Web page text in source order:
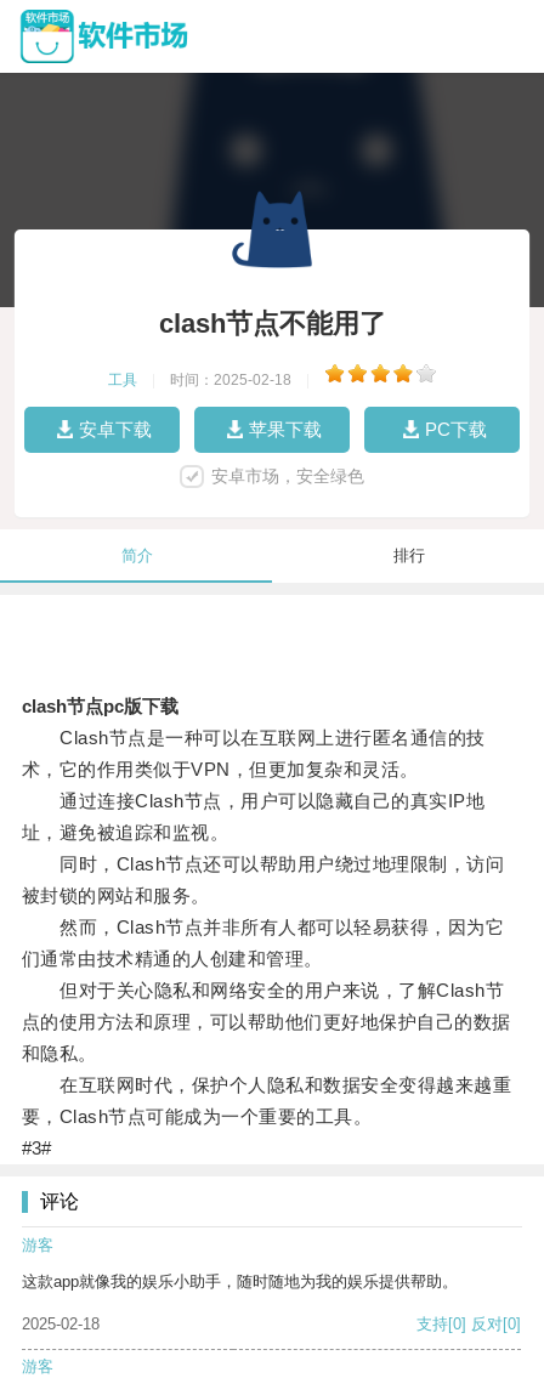
clash节点不能用了
工具 时间：2025-02-18
安卓下载 苹果下载 PC下载
安卓市场，安全绿色
简介 排行
clash节点pc版下载
Clash节点是一种可以在互联网上进行匿名通信的技
术，它的作用类似于VPN，但更加复杂和灵活。
通过连接Clash节点，用户可以隐藏自己的真实IP地
址，避免被追踪和监视。
同时，Clash节点还可以帮助用户绕过地理限制，访问
被封锁的网站和服务。
然而，Clash节点并非所有人都可以轻易获得，因为它
们通常由技术精通的人创建和管理。
但对于关心隐私和网络安全的用户来说，了解Clash节
点的使用方法和原理，可以帮助他们更好地保护自己的数据
和隐私。
在互联网时代，保护个人隐私和数据安全变得越来越重
要，Clash节点可能成为一个重要的工具。
#3#
评论
游客
这款app就像我的娱乐小助手，随时随地为我的娱乐提供帮助。
2025-02-18 支持[0] 反对[0]
游客